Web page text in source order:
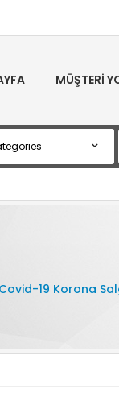
MÜŞTERI
Covid-19 Korona